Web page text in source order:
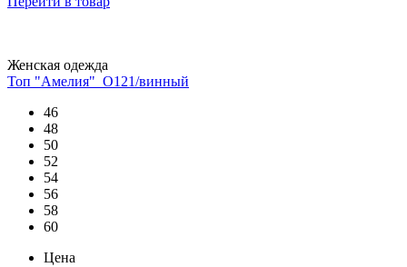
Женская одежда
Топ "Амелия"_О121/винный
46
48
50
52
54
56
58
60
Цена